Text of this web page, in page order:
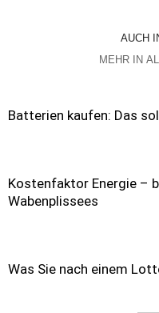
AUCH
MEHR IN
Batterien kaufen: Das
Kostenfaktor Energie –
Wabenplissees
Was Sie nach einem